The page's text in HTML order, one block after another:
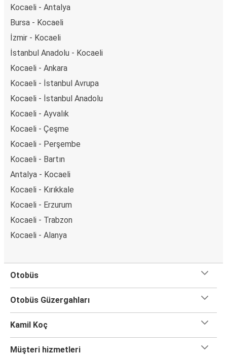
Kocaeli - Antalya
Bursa - Kocaeli
İzmir - Kocaeli
İstanbul Anadolu - Kocaeli
Kocaeli - Ankara
Kocaeli - İstanbul Avrupa
Kocaeli - İstanbul Anadolu
Kocaeli - Ayvalık
Kocaeli - Çeşme
Kocaeli - Perşembe
Kocaeli - Bartın
Antalya - Kocaeli
Kocaeli - Kırıkkale
Kocaeli - Erzurum
Kocaeli - Trabzon
Kocaeli - Alanya
Otobüs
Otobüs Güzergahları
Kamil Koç
Müşteri hizmetleri